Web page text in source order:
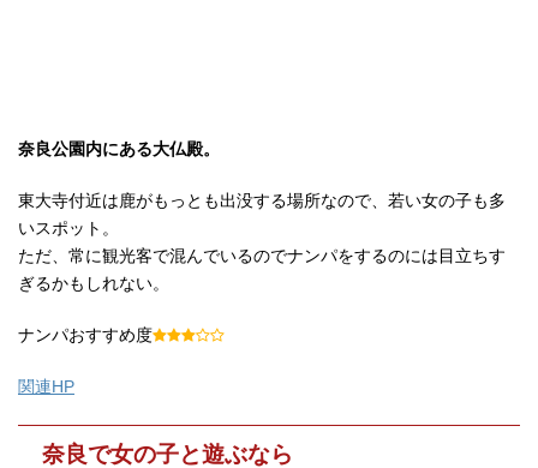
奈良公園内にある大仏殿。
東大寺付近は鹿がもっとも出没する場所なので、若い女の子も多
いスポット。
ただ、常に観光客で混んでいるのでナンパをするのには目立ちす
ぎるかもしれない。
ナンパおすすめ度
関連HP
奈良で女の子と遊ぶなら